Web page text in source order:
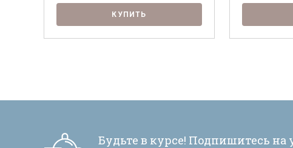
КУПИТЬ
Будьте в курсе! Подпишитесь